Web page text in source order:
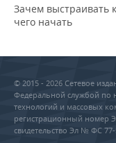
Зачем выстраивать
чего начать
© 2015 - 2026 Сетевое
Федеральной службой по
технологий и массовых
регистрационный номер
свидетельство Эл № ФС 77-